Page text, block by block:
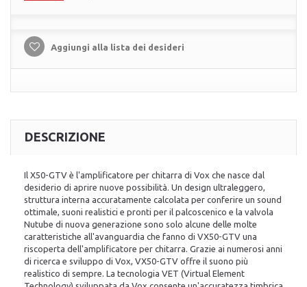
Aggiungi alla lista dei desideri
DESCRIZIONE
Il X50-GTV è l'amplificatore per chitarra di Vox che nasce dal
desiderio di aprire nuove possibilità. Un design ultraleggero,
struttura interna accuratamente calcolata per conferire un sound
ottimale, suoni realistici e pronti per il palcoscenico e la valvola
Nutube di nuova generazione sono solo alcune delle molte
caratteristiche all'avanguardia che fanno di VX50-GTV una
riscoperta dell'amplificatore per chitarra. Grazie ai numerosi anni
di ricerca e sviluppo di Vox, VX50-GTV offre il suono più
realistico di sempre. La tecnologia VET (Virtual Element